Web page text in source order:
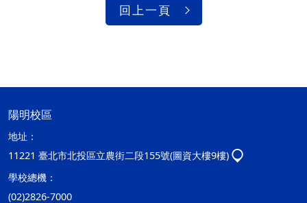
回上一頁
陽明校區
地址：
11221 臺北市北投區立農街二段155號(圖資大樓9樓)
學校總機：
(02)2826-7000